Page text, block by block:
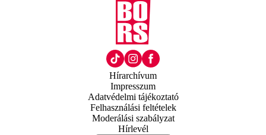
Hírarchívum
Impresszum
Adatvédelmi tájékoztató
Felhasználási feltételek
Moderálási szabályzat
Hírlevél